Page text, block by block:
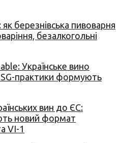
березнівська пивоварня
безалкогольні
Українське вино
практики формують
вин до ЄС:
новий формат
VI-1